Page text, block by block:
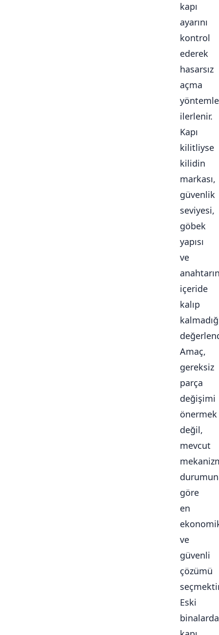
kapı
ayarını
kontrol
ederek
hasarsız
açma
ilerlenir.
Kapı
kilitliyse
kilidin
markası,
güvenlik
seviyesi,
göbek
yapısı
ve
içeride
kalıp
Amaç,
gereksiz
parça
değişimi
önermek
değil,
mevcut
göre
en
ve
güvenli
çözümü
Eski
binalarda